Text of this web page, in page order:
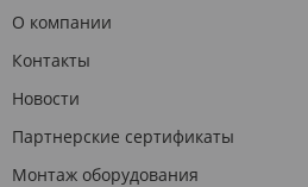
О компании
Контакты
Новости
Партнерские сертификаты
Монтаж оборудования